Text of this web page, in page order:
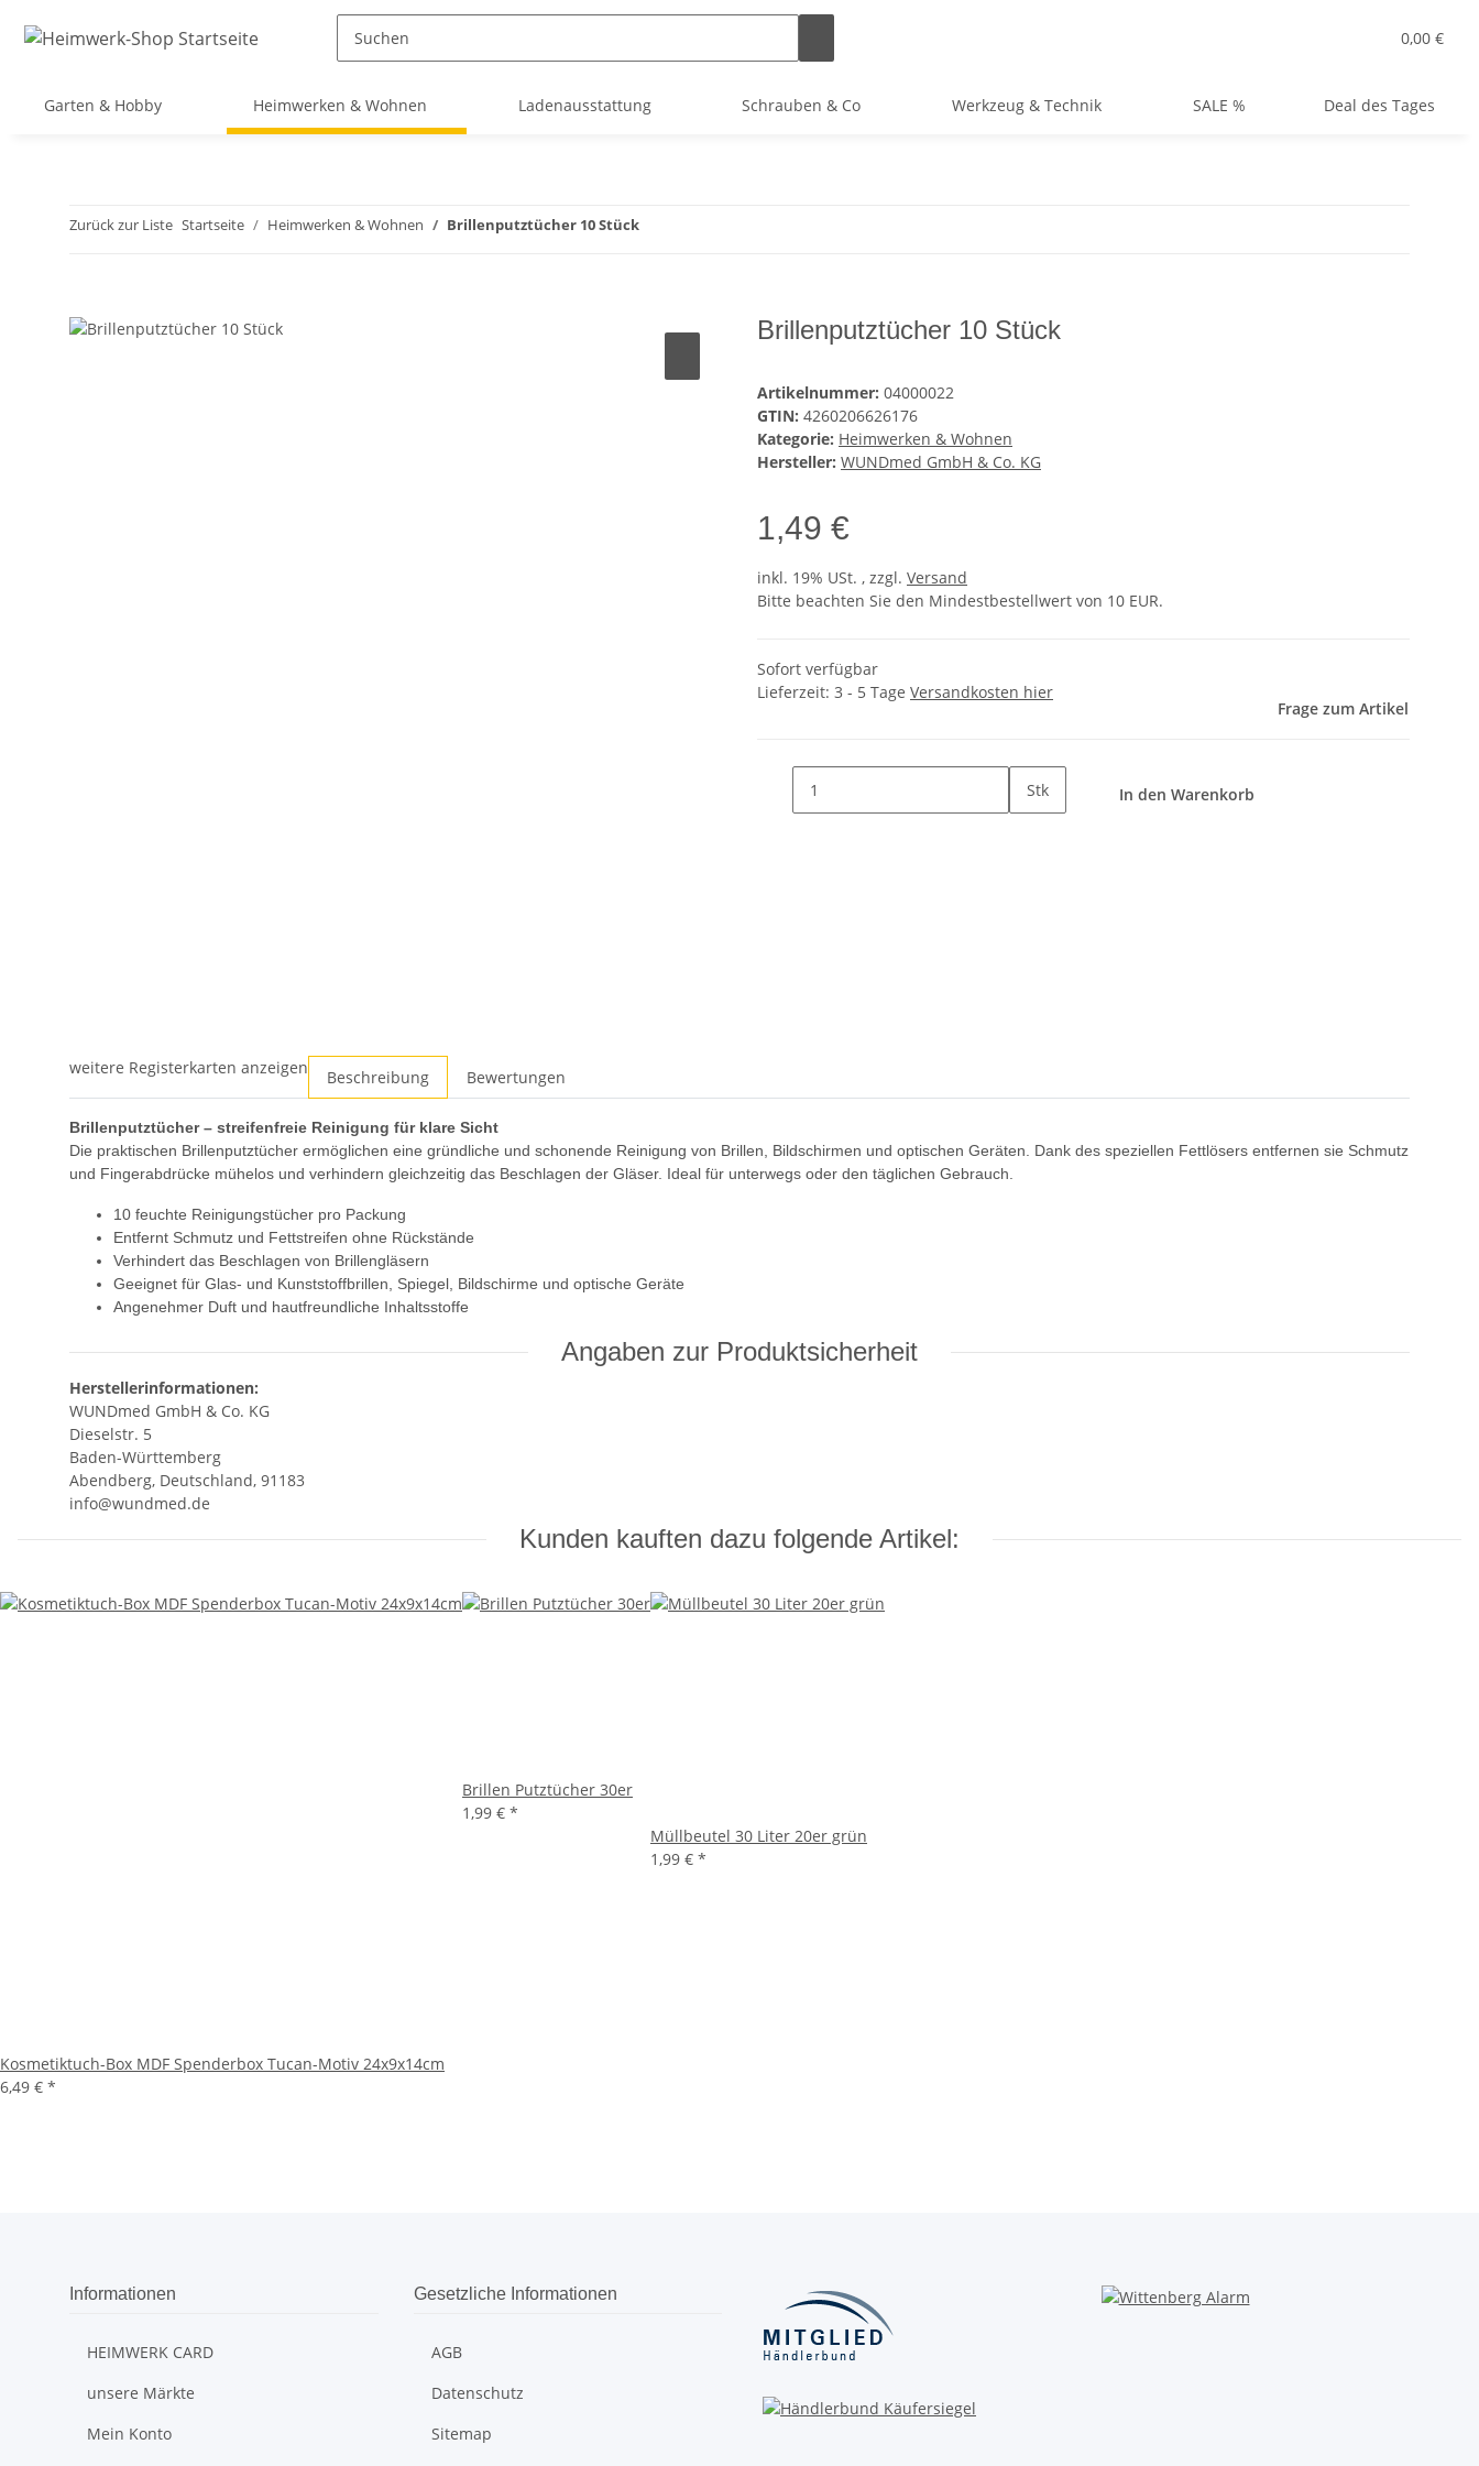
0,00 €
Garten & Hobby Heimwerken & Wohnen Ladenausstattung Schrauben & Co Werkzeug & Technik SALE % Deal des Tages
Zurück zur Liste Startseite Heimwerken & Wohnen Brillenputztücher 10 Stück
Brillenputztücher 10 Stück
Artikelnummer: 04000022
GTIN: 4260206626176
Kategorie: Heimwerken & Wohnen
Hersteller: WUNDmed GmbH & Co. KG
1,49 €
inkl. 19% USt. , zzgl. Versand
Bitte beachten Sie den Mindestbestellwert von 10 EUR.
Sofort verfügbar
Lieferzeit: 3 - 5 Tage Versandkosten hier
Frage zum Artikel
Stk In den Warenkorb
weitere Registerkarten anzeigen Beschreibung Bewertungen
Brillenputztücher – streifenfreie Reinigung für klare Sicht
Die praktischen Brillenputztücher ermöglichen eine gründliche und schonende Reinigung von Brillen, Bildschirmen und optischen Geräten. Dank des speziellen Fettlösers entfernen sie Schmutz
und Fingerabdrücke mühelos und verhindern gleichzeitig das Beschlagen der Gläser. Ideal für unterwegs oder den täglichen Gebrauch.
10 feuchte Reinigungstücher pro Packung
Entfernt Schmutz und Fettstreifen ohne Rückstände
Verhindert das Beschlagen von Brillengläsern
Geeignet für Glas- und Kunststoffbrillen, Spiegel, Bildschirme und optische Geräte
Angenehmer Duft und hautfreundliche Inhaltsstoffe
Angaben zur Produktsicherheit
Herstellerinformationen:
WUNDmed GmbH & Co. KG
Dieselstr. 5
Baden-Württemberg
Abendberg, Deutschland, 91183
info@wundmed.de
Kunden kauften dazu folgende Artikel:
Kosmetiktuch-Box MDF Spenderbox Tucan-Motiv 24x9x14cm
6,49 € *
Brillen Putztücher 30er
1,99 € *
Müllbeutel 30 Liter 20er grün
1,99 € *
Informationen
HEIMWERK CARD
unsere Märkte
Mein Konto
Gesetzliche Informationen
AGB
Datenschutz
Sitemap